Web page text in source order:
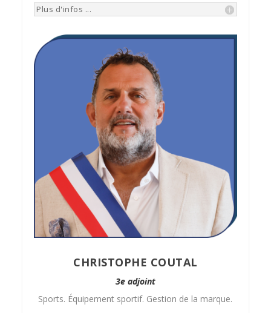
Plus d'infos ...
CHRISTOPHE COUTAL
3e adjoint
Sports. Équipement sportif. Gestion de la marque.